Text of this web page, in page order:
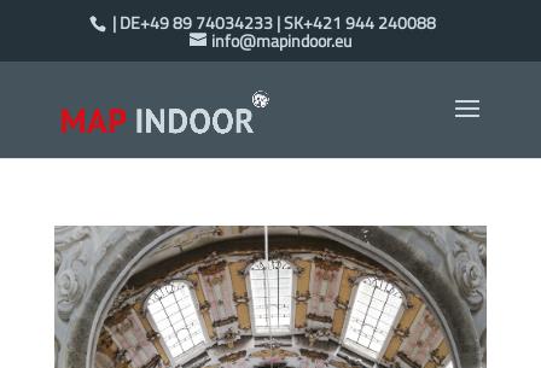
| DE+49 89 74034233 | SK+421 944 240088
info@mapindoor.eu